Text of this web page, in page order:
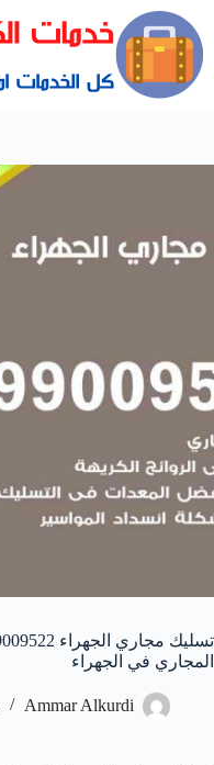
المجاري في الجهراء
Ammar Alkurdi